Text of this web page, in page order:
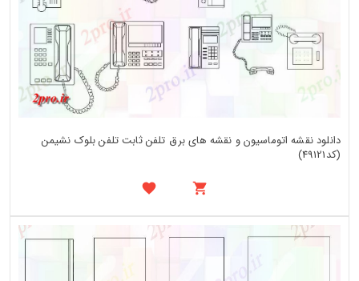
دانلود نقشه اتوماسیون و نقشه های برق تلفن ثابت تلفن بلوک نشیمن
(کد49121)